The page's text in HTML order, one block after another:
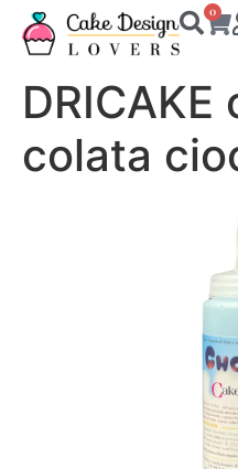
0
colata